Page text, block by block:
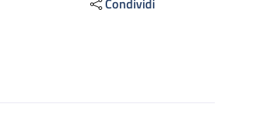
Condividi